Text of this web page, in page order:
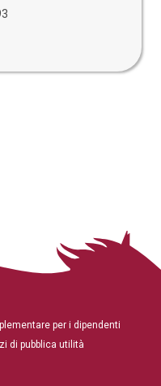
per i dipendenti
di pubblica utilità